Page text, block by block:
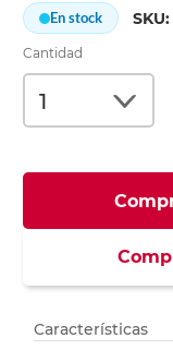
En stock
Cantidad
Características